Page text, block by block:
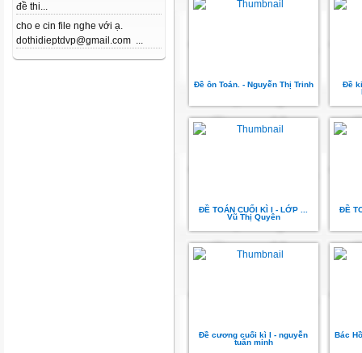
đề thi...
cho e cin file nghe với ạ.
dothidieptdvp@gmail.com ...
Đề ôn Toán. - Nguyễn Thị Trinh
Đề
ĐỀ TOÁN CUỐI KÌ I - LỚP ...
Vũ Thị Quyên
ĐỀ
Đề cương cuối kì I - nguyễn
tuấn minh
Bác